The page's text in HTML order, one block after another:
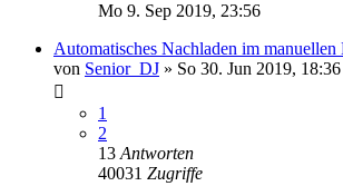
Mo 9. Sep 2019, 23:56
Automatisches Nachladen im manuellen
von Senior_DJ » So 30. Jun 2019, 18:36
1
2
13 Antworten
40031 Zugriffe